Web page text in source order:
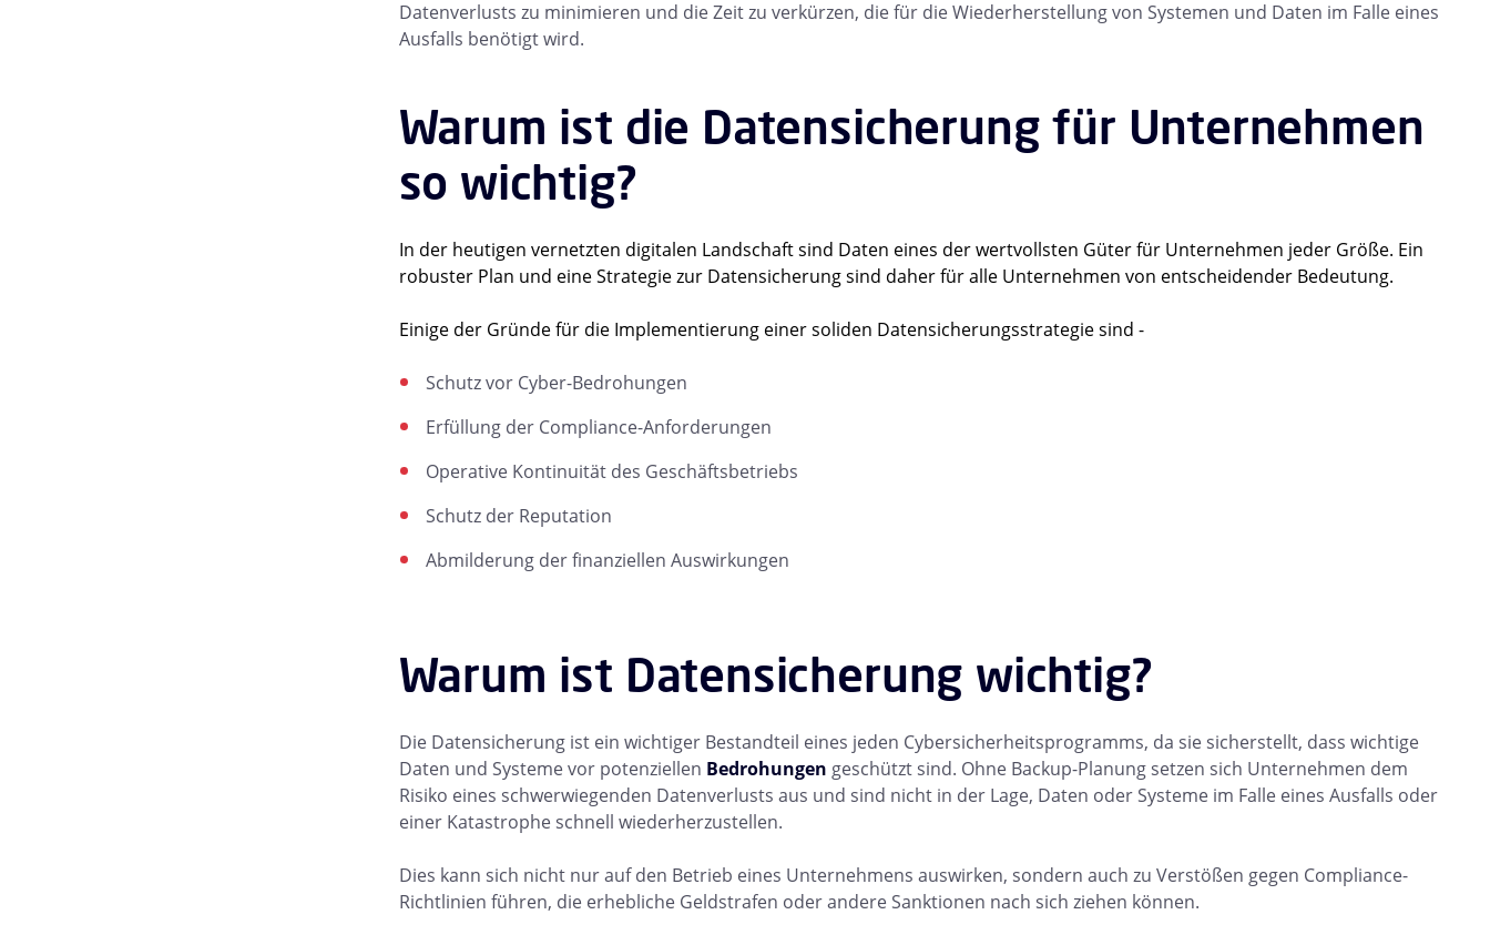
Datenverlusts zu minimieren und die Zeit zu verkürzen, die für die Wiederherstellung von Systemen und Daten im Falle eines
Ausfalls benötigt wird.
Warum ist die Datensicherung für Unternehmen
so wichtig?
In der heutigen vernetzten digitalen Landschaft sind Daten eines der wertvollsten Güter für Unternehmen jeder Größe. Ein
robuster Plan und eine Strategie zur Datensicherung sind daher für alle Unternehmen von entscheidender Bedeutung.
Einige der Gründe für die Implementierung einer soliden Datensicherungsstrategie sind -
Schutz vor Cyber-Bedrohungen
Erfüllung der Compliance-Anforderungen
Operative Kontinuität des Geschäftsbetriebs
Schutz der Reputation
Abmilderung der finanziellen Auswirkungen
Warum ist Datensicherung wichtig?
Die Datensicherung ist ein wichtiger Bestandteil eines jeden Cybersicherheitsprogramms, da sie sicherstellt, dass wichtige
Daten und Systeme vor potenziellen Bedrohungen geschützt sind. Ohne Backup-Planung setzen sich Unternehmen dem
Risiko eines schwerwiegenden Datenverlusts aus und sind nicht in der Lage, Daten oder Systeme im Falle eines Ausfalls oder
einer Katastrophe schnell wiederherzustellen.
Dies kann sich nicht nur auf den Betrieb eines Unternehmens auswirken, sondern auch zu Verstößen gegen Compliance-
Richtlinien führen, die erhebliche Geldstrafen oder andere Sanktionen nach sich ziehen können.